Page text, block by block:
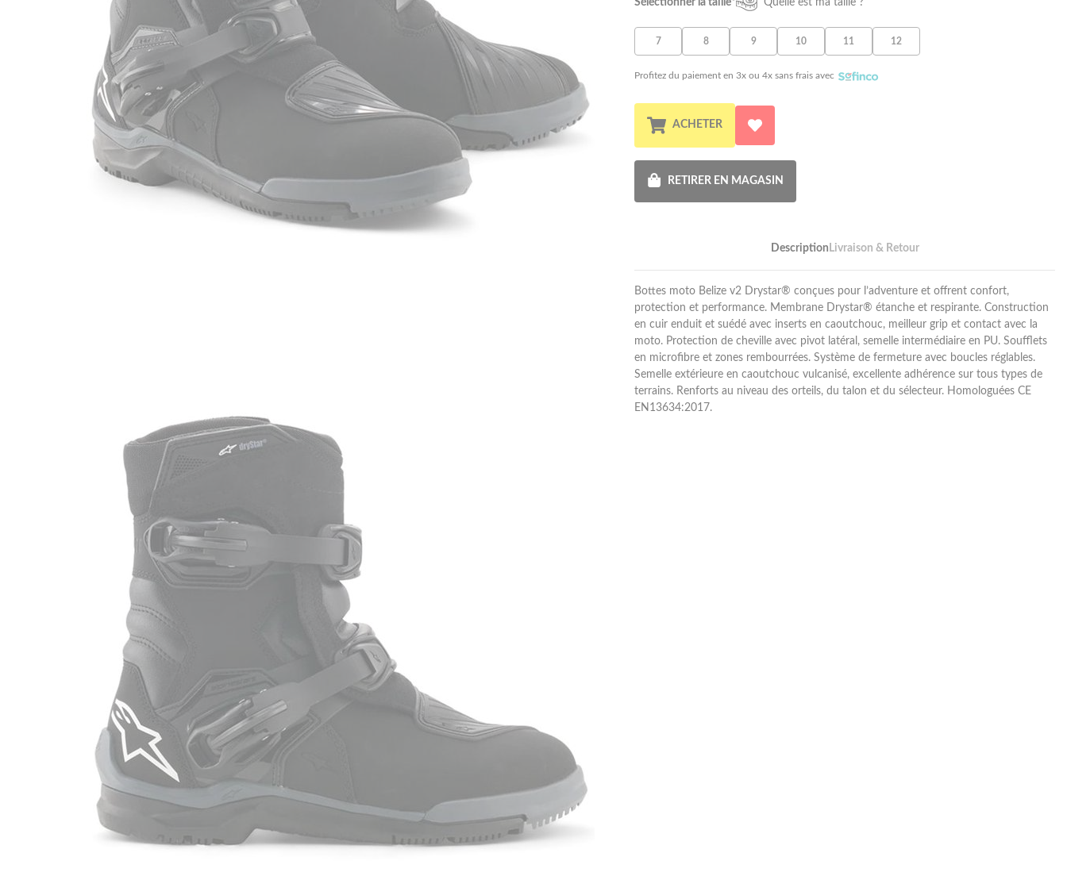
Sélectionner la taille* Quelle est ma taille ?
7 8 9 10 11 12
Profitez du paiement en 3x ou 4x sans frais avec
ACHETER
RETIRER EN MAGASIN
Description Livraison & Retour
Bottes moto Belize v2 Drystar® conçues pour l’adventure et offrent confort,
protection et performance. Membrane Drystar® étanche et respirante. Construction
en cuir enduit et suédé avec inserts en caoutchouc, meilleur grip et contact avec la
moto. Protection de cheville avec pivot latéral, semelle intermédiaire en PU. Soufflets
en microfibre et zones rembourrées. Système de fermeture avec boucles réglables.
Semelle extérieure en caoutchouc vulcanisé, excellente adhérence sur tous types de
terrains. Renforts au niveau des orteils, du talon et du sélecteur. Homologuées CE
EN13634:2017.